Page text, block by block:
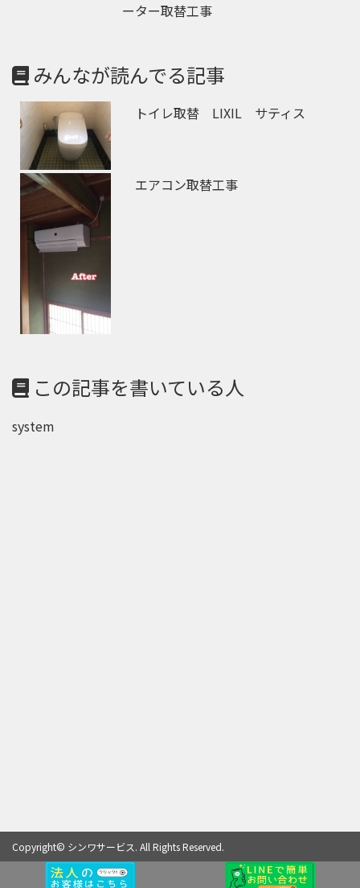
ーター取替工事
みんなが読んでる記事
トイレ取替 LIXIL サティス
エアコン取替工事
この記事を書いている人
system
Copyright© シンワサービス. All Rights Reserved.